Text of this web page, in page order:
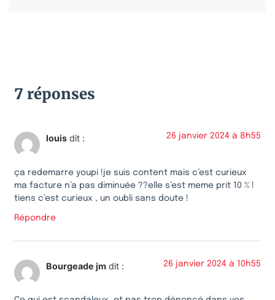
7 réponses
louis dit : 26 janvier 2024 à 8h55
ça redemarre youpi !je suis content mais c’est curieux
ma facture n’a pas diminuée ??elle s’est meme prit 10 % !
tiens c’est curieux , un oubli sans doute !
Répondre
Bourgeade jm dit : 26 janvier 2024 à 10h55